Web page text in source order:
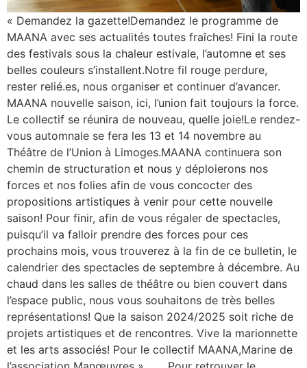
« Demandez la gazette!Demandez le programme de
MAANA avec ses actualités toutes fraîches! Fini la route
des festivals sous la chaleur estivale, l’automne et ses
belles couleurs s’installent.Notre fil rouge perdure,
rester relié.es, nous organiser et continuer d’avancer.
MAANA nouvelle saison, ici, l’union fait toujours la force.
Le collectif se réunira de nouveau, quelle joie!Le rendez-
vous automnale se fera les 13 et 14 novembre au
Théâtre de l’Union à Limoges.MAANA continuera son
chemin de structuration et nous y déploierons nos
forces et nos folies afin de vous concocter des
propositions artistiques à venir pour cette nouvelle
saison! Pour finir, afin de vous régaler de spectacles,
puisqu’il va falloir prendre des forces pour ces
prochains mois, vous trouverez à la fin de ce bulletin, le
calendrier des spectacles de septembre à décembre. Au
chaud dans les salles de théâtre ou bien couvert dans
l’espace public, nous vous souhaitons de très belles
représentations! Que la saison 2024/2025 soit riche de
projets artistiques et de rencontres. Vive la marionnette
et les arts associés! Pour le collectif MAANA,Marine de